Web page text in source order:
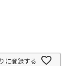
に登録する